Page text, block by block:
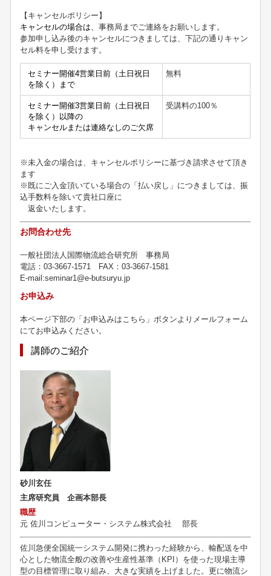
【キャンセルポリシー】
キャンセルの場合は、事務局までご連絡をお願いします。
参加申し込み後のキャンセルにつきましては、下記の通りキャン
セル料を申し受けます。
セミナー開催4営業日前（土日祝日
を除く）まで
無料
セミナー開催3営業日前（土日祝日
を除く）以降の
キャンセルまたは連絡なしのご欠席
受講料の100％
※未入金の場合は、キャンセルポリシーに基づき請求させて頂き
ます
※既にご入金頂いている場合の「払い戻し」につきましては、振
込手数料を除いて貴社口座に
返金いたします。
お問合わせ先
一般社団法人国際物流総合研究所 事務局
電話：03-3667-1571 FAX：03-3667-1581
E-mail:seminar1@e-butsuryu.jp
お申込み
本ページ下部の「お申込みはこちら」ボタンよりメールフォーム
にてお申込みください。
講師のご紹介
砂川玄任
主席研究員 企画本部長
職歴
元 佐川コンピューター・システム株式会社 部長
佐川急便全国統一システム開発に携わった経験から、輸配送を中
心とした物流全般の改善や生産性基準（KPI）を使った現場主導
型の目標管理に取り組み、大きな実績を上げました。更に物流シ